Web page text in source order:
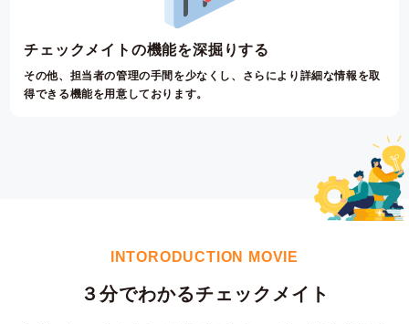
チェックメイトの機能を深掘りする
その他、担当者の管理の手間を少なくし、さらにより詳細な情報を取
得できる機能を用意しております。
INTORODUCTION MOVIE
３分でわかるチェックメイト